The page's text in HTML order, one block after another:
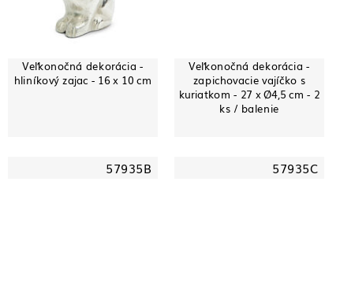
Veľkonočná dekorácia -
hliníkový zajac - 16 x 10 cm
Veľkonočná dekorácia -
zapichovacie vajíčko s
kuriatkom - 27 x Ø4,5 cm - 2
ks / balenie
57935B 57935C